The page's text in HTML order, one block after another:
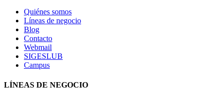
Quiénes somos
Líneas de negocio
Blog
Contacto
Webmail
SIGESLUB
Campus
LÍNEAS DE NEGOCIO